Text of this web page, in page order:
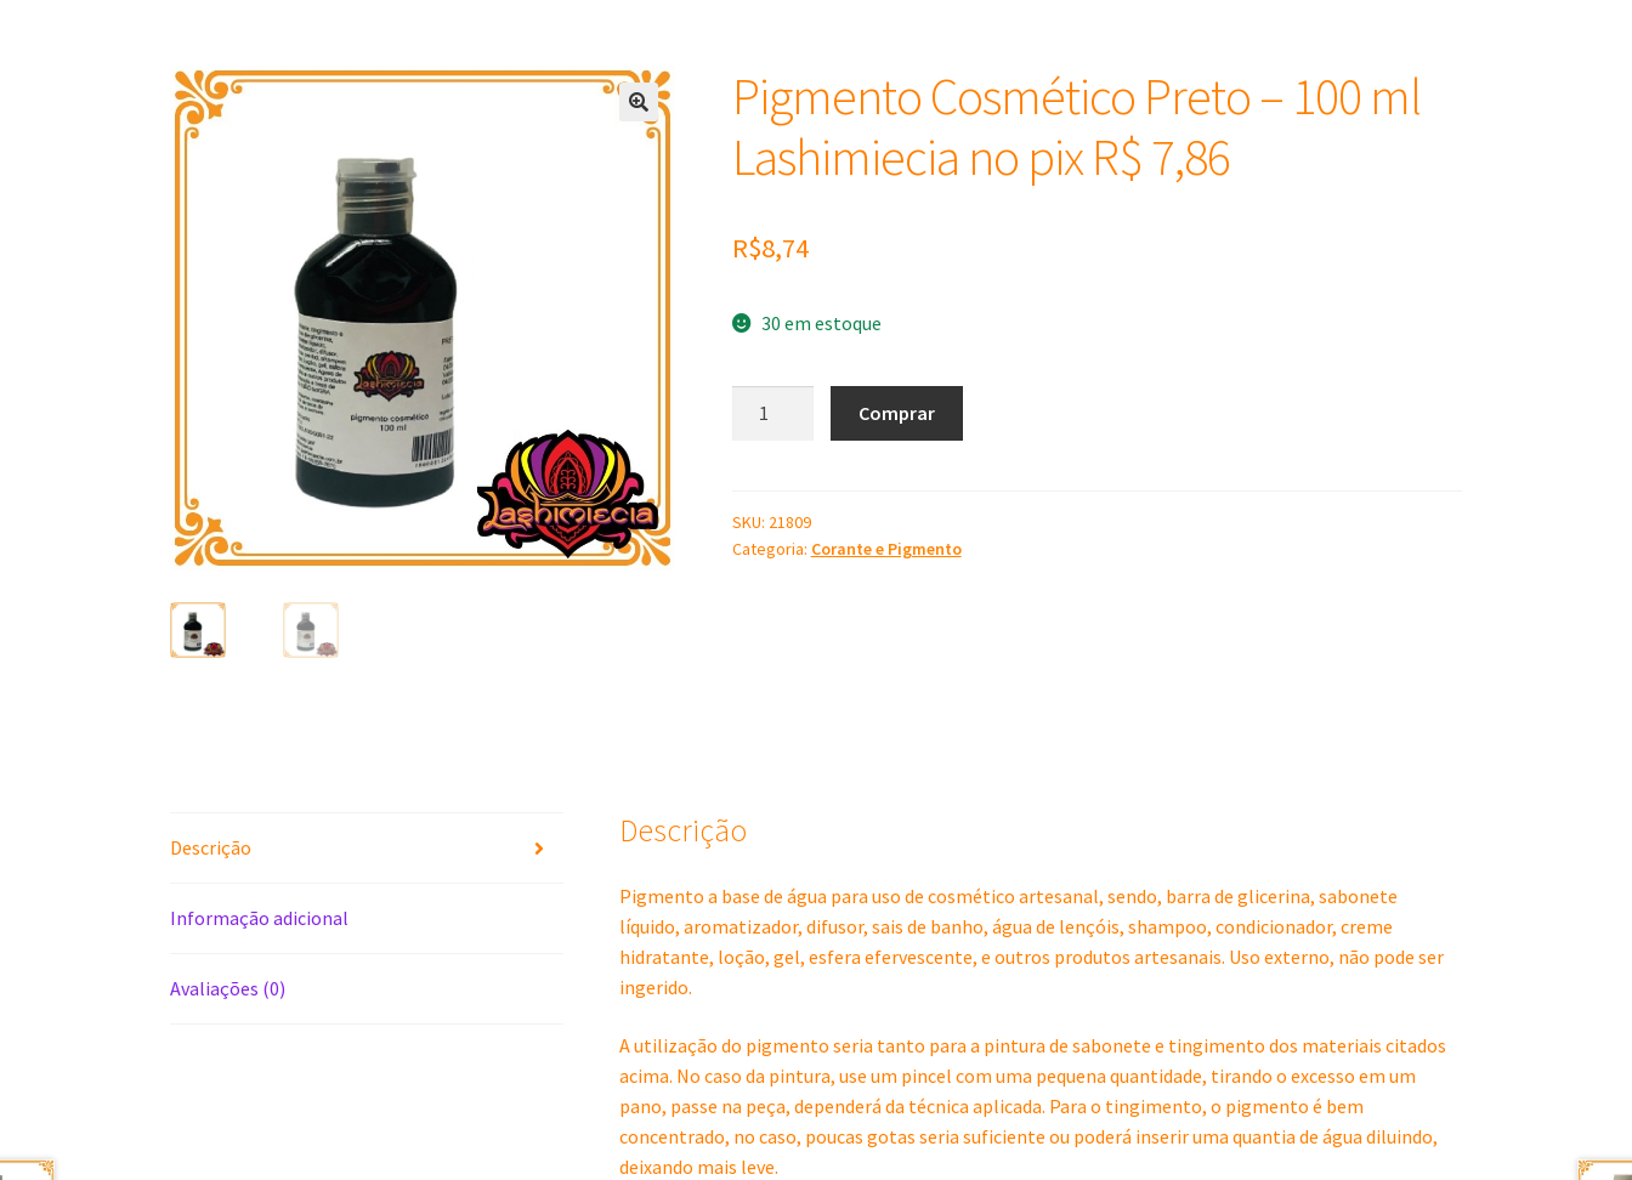
Pigmento Cosmético Preto – 100 ml
Lashimiecia no pix R$ 7,86
R$8,74
30 em estoque
100
ml
Comprar
SKU: 21809
Categoria: Corante e Pigmento
Descrição
Informação adicional
Avaliações (0)
Descrição
Pigmento a base de água para uso de cosmético artesanal, sendo, barra de glicerina, sabonete
líquido, aromatizador, difusor, sais de banho, água de lençóis, shampoo, condicionador, creme
hidratante, loção, gel, esfera efervescente, e outros produtos artesanais. Uso externo, não pode ser
ingerido.
A utilização do pigmento seria tanto para a pintura de sabonete e tingimento dos materiais citados
acima. No caso da pintura, use um pincel com uma pequena quantidade, tirando o excesso em um
pano, passe na peça, dependerá da técnica aplicada. Para o tingimento, o pigmento é bem
concentrado, no caso, poucas gotas seria suficiente ou poderá inserir uma quantia de água diluindo,
deixando mais leve.